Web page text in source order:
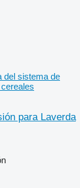
del sistema de
para Laverda